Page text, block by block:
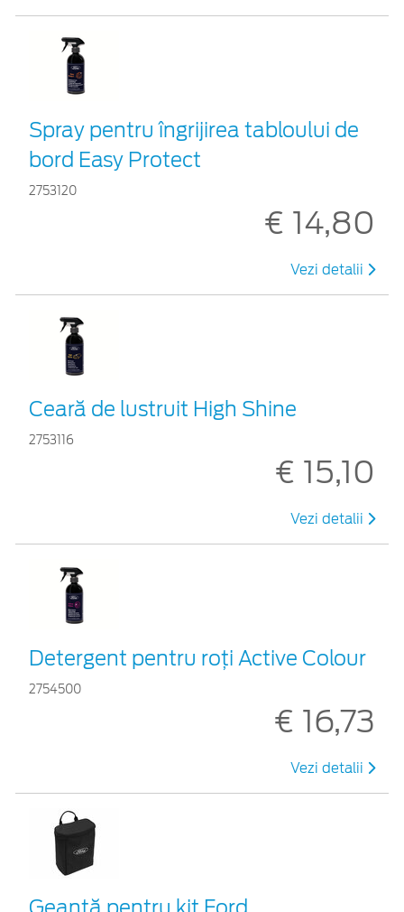
Spray pentru îngrijirea tabloului de
bord Easy Protect
2753120
€ 14,80
Vezi detalii
Ceară de lustruit High Shine
2753116
€ 15,10
Vezi detalii
Detergent pentru roți Active Colour
2754500
€ 16,73
Vezi detalii
Geantă pentru kit Ford